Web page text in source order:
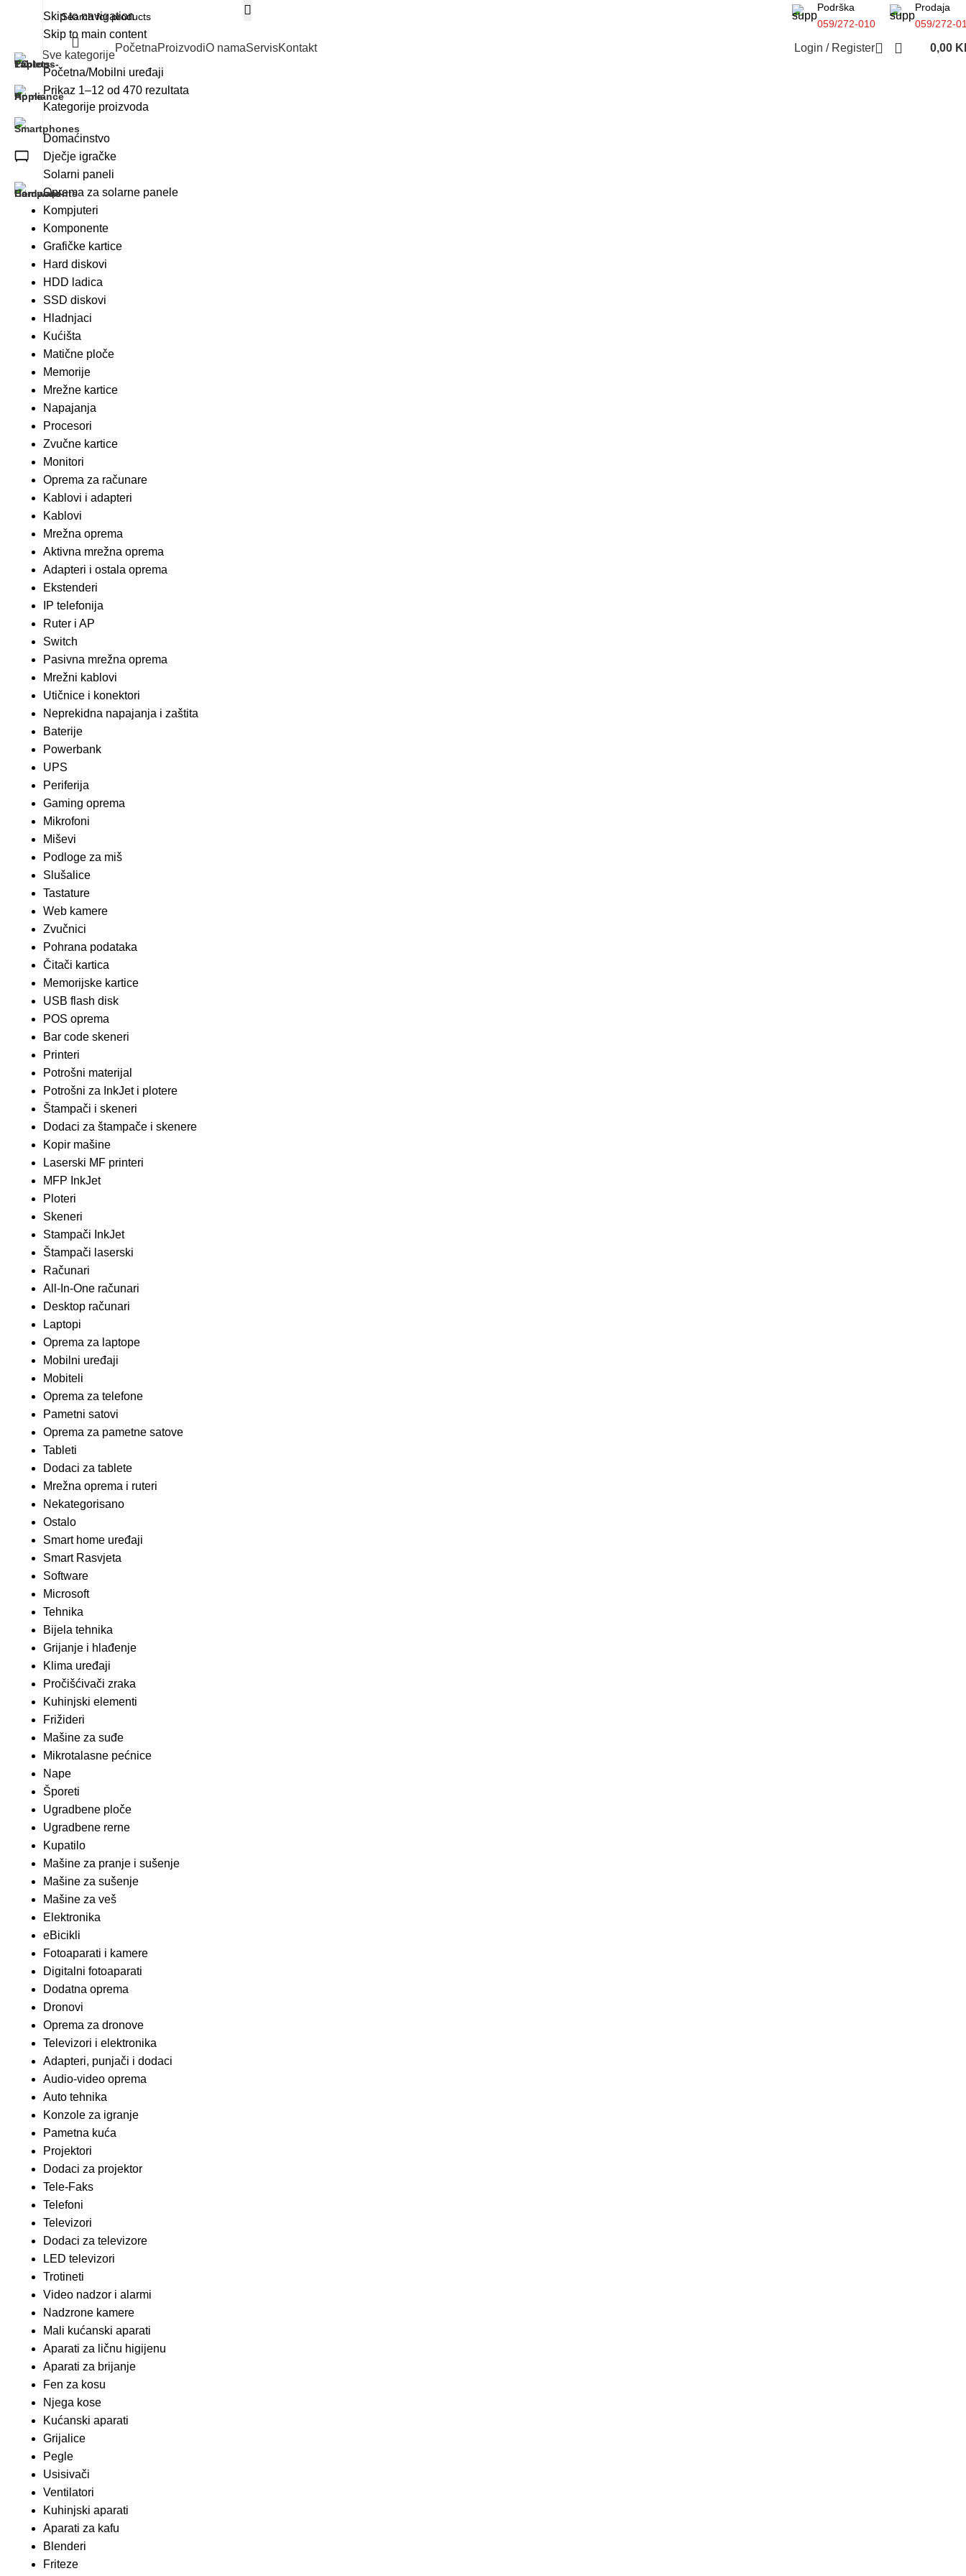
Skip to navigation
Skip to main content
Podrška
059/272-010
Prodaja
059/272-
Sve kategorije
PočetnaProizvodiO namaServisKontakt Login / Register 0,00
Početna Mobilni uređaji
Prikaz 1–12 od 470 rezultata
Kategorije proizvoda
Domaćinstvo
Dječje igračke
Solarni paneli
Oprema za solarne panele
Kompjuteri
Komponente
Grafičke kartice
Hard diskovi
HDD ladica
SSD diskovi
Hladnjaci
Kućišta
Matične ploče
Memorije
Mrežne kartice
Napajanja
Procesori
Zvučne kartice
Monitori
Oprema za računare
Kablovi i adapteri
Kablovi
Mrežna oprema
Aktivna mrežna oprema
Adapteri i ostala oprema
Ekstenderi
IP telefonija
Ruter i AP
Switch
Pasivna mrežna oprema
Mrežni kablovi
Utičnice i konektori
Neprekidna napajanja i zaštita
Baterije
Powerbank
UPS
Periferija
Gaming oprema
Mikrofoni
Miševi
Podloge za miš
Slušalice
Tastature
Web kamere
Zvučnici
Pohrana podataka
Čitači kartica
Memorijske kartice
USB flash disk
POS oprema
Bar code skeneri
Printeri
Potrošni materijal
Potrošni za InkJet i plotere
Štampači i skeneri
Dodaci za štampače i skenere
Kopir mašine
Laserski MF printeri
MFP InkJet
Ploteri
Skeneri
Stampači InkJet
Štampači laserski
Računari
All-In-One računari
Desktop računari
Laptopi
Oprema za laptope
Mobilni uređaji
Mobiteli
Oprema za telefone
Pametni satovi
Oprema za pametne satove
Tableti
Dodaci za tablete
Mrežna oprema i ruteri
Nekategorisano
Ostalo
Smart home uređaji
Smart Rasvjeta
Software
Microsoft
Tehnika
Bijela tehnika
Grijanje i hlađenje
Klima uređaji
Pročišćivači zraka
Kuhinjski elementi
Frižideri
Mašine za suđe
Mikrotalasne pećnice
Nape
Šporeti
Ugradbene ploče
Ugradbene rerne
Kupatilo
Mašine za pranje i sušenje
Mašine za sušenje
Mašine za veš
Elektronika
eBicikli
Fotoaparati i kamere
Digitalni fotoaparati
Dodatna oprema
Dronovi
Oprema za dronove
Televizori i elektronika
Adapteri, punjači i dodaci
Audio-video oprema
Auto tehnika
Konzole za igranje
Pametna kuća
Projektori
Dodaci za projektor
Tele-Faks
Telefoni
Televizori
Dodaci za televizore
LED televizori
Trotineti
Video nadzor i alarmi
Nadzrone kamere
Mali kućanski aparati
Aparati za ličnu higijenu
Aparati za brijanje
Fen za kosu
Njega kose
Kućanski aparati
Grijalice
Pegle
Usisivači
Ventilatori
Kuhinjski aparati
Aparati za kafu
Blenderi
Friteze